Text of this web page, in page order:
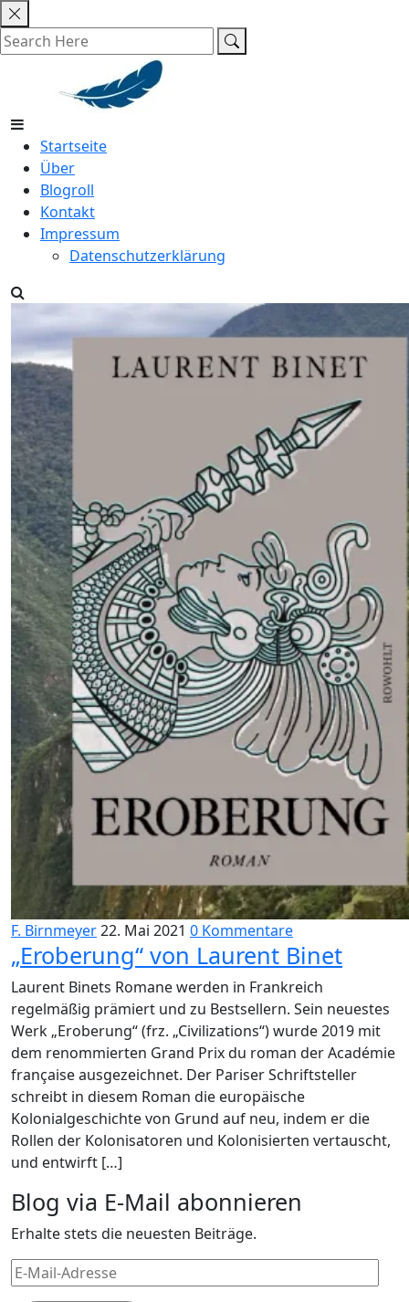
Skip
to
content
Startseite
Über
Blogroll
Kontakt
Impressum
Datenschutzerklärung
F. Birnmeyer22. Mai 2021 0 Kommentare
„Eroberung“ von Laurent Binet
Laurent Binets Romane werden in Frankreich
regelmäßig prämiert und zu Bestsellern. Sein neuestes
Werk „Eroberung“ (frz. „Civilizations“) wurde 2019 mit
dem renommierten Grand Prix du roman der Académie
française ausgezeichnet. Der Pariser Schriftsteller
schreibt in diesem Roman die europäische
Kolonialgeschichte von Grund auf neu, indem er die
Rollen der Kolonisatoren und Kolonisierten vertauscht,
und entwirft […]
Blog via E-Mail abonnieren
Erhalte stets die neuesten Beiträge.
E-
Mail-